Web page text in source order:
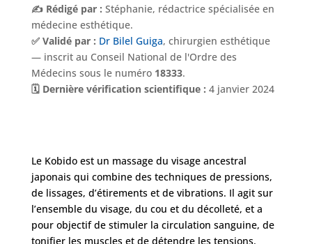
Nos
chirurgies
✍️ Rédigé par : Stéphanie, rédactrice spécialisée en
médecine esthétique.
✅ Validé par : Dr Bilel Guiga, chirurgien esthétique
— inscrit au Conseil National de l'Ordre des
Médecins sous le numéro 18333.
🗓️ Dernière vérification scientifique : 4 janvier 2024
Le Kobido est un massage du visage ancestral
japonais qui combine des techniques de pressions,
de lissages, d’étirements et de vibrations. Il agit sur
l’ensemble du visage, du cou et du décolleté, et a
pour objectif de stimuler la circulation sanguine, de
tonifier les muscles et de détendre les tensions.